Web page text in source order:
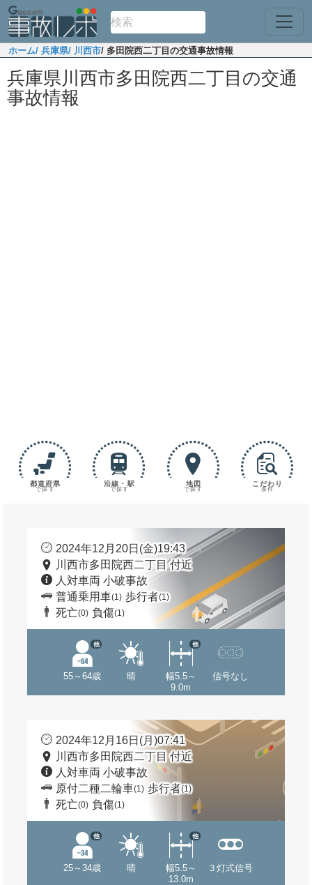
ホーム/ 兵庫県/ 川西市/ 多田院西二丁目の交通事故情報
兵庫県川西市多田院西二丁目の交通
事故情報
都道府県
で探す
沿線・駅
で探す
地図
で探す
こだわり
条件
2024年12月20日(金)19:43
川西市多田院西二丁目 付近
人対車両 小破事故
普通乗用車(1) 歩行者(1)
死亡(0) 負傷(1)
55～64歳
他
晴
幅5.5～
9.0m
他
信号なし
2024年12月16日(月)07:41
川西市多田院西二丁目 付近
人対車両 小破事故
原付二種二輪車(1) 歩行者(1)
死亡(0) 負傷(1)
25～34歳
他
晴
幅5.5～
13.0m
他
３灯式信号